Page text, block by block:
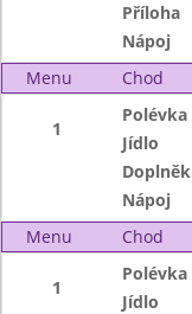
Příloha
Nápoj
Menu
Chod
1
Polévka
Jídlo
Doplněk
Nápoj
Menu
Chod
1
Polévka
Jídlo